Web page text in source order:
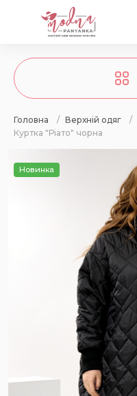
Головна / Верхній одяг /
Куртка "Ріато" чорна
Новинка